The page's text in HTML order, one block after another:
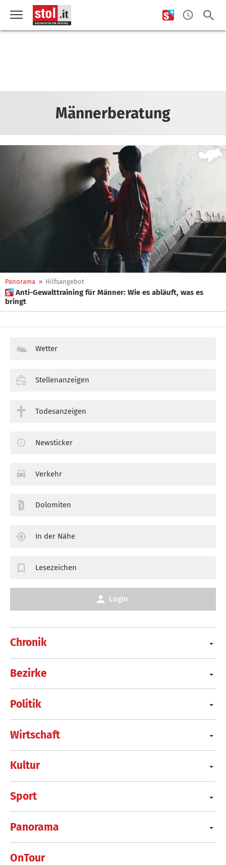
Männerberatung
Panorama » Hilfsangebot
 Anti-Gewalttraining für Männer: Wie es abläuft, was es
bringt
Chronik
Bezirke
Politik
Wirtschaft
Kultur
Sport
Panorama
OnTour
Wetter
Stellenanzeigen
Todesanzeigen
Newsticker
Verkehr
Dolomiten
In der Nähe
Lesezeichen
Login